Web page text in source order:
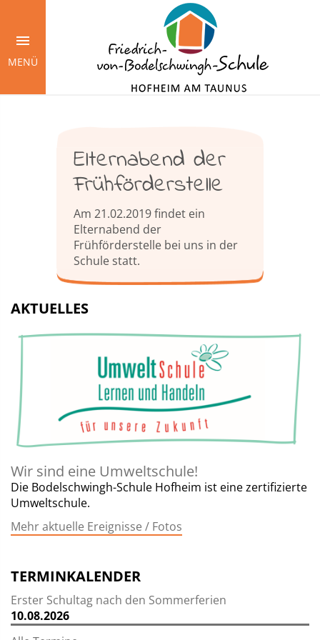
Inhalt
MENÜ
Elternabend der
Frühförderstelle
Am 21.02.2019 findet ein
Elternabend der
Frühförderstelle bei uns in der
Schule statt.
AKTUELLES
Wir sind eine Umweltschule!
Die Bodelschwingh-Schule Hofheim ist eine zertifizierte
Umweltschule.
Mehr aktuelle Ereignisse / Fotos
TERMINKALENDER
Erster Schultag nach den Sommerferien
10.08.2026